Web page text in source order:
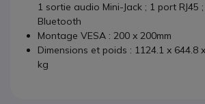
1 sortie audio Mini-Jack ; 1 port RJ45
Bluetooth
Montage VESA : 200 x 200mm
Dimensions et poids : 1124.1 x 644.8
kg